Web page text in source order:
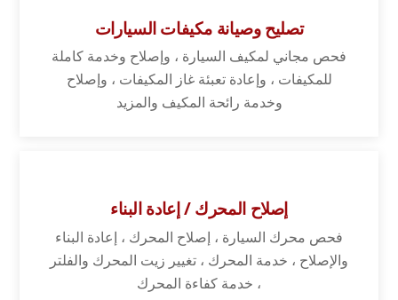
تصليح وصيانة مكيفات السيارات
فحص مجاني لمكيف السيارة ، وإصلاح وخدمة كاملة
للمكيفات ، وإعادة تعبئة غاز المكيفات ، وإصلاح
وخدمة رائحة المكيف والمزيد
إصلاح المحرك / إعادة البناء
فحص محرك السيارة ، إصلاح المحرك ، إعادة البناء
والإصلاح ، خدمة المحرك ، تغيير زيت المحرك والفلتر
، خدمة كفاءة المحرك